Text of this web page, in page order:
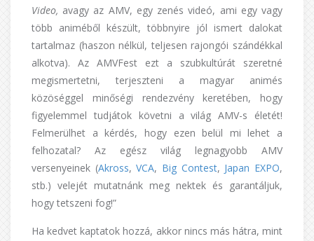
Video, avagy az AMV, egy zenés videó, ami egy vagy
több animéből készült, többnyire jól ismert dalokat
tartalmaz (haszon nélkül, teljesen rajongói szándékkal
alkotva). Az AMVFest ezt a szubkultúrát szeretné
megismertetni, terjeszteni a magyar animés
közöséggel minőségi rendezvény keretében, hogy
figyelemmel tudjátok követni a világ AMV-s életét!
Felmerülhet a kérdés, hogy ezen belül mi lehet a
felhozatal? Az egész világ legnagyobb AMV
versenyeinek (Akross,VCA, Big Contest, Japan EXPO,
stb.) velejét mutatnánk meg nektek és garantáljuk,
hogy tetszeni fog!”
Ha kedvet kaptatok hozzá, akkor nincs más hátra, mint